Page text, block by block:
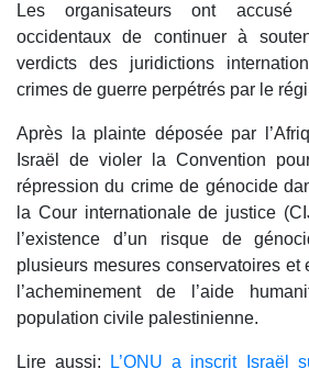
Les organisateurs ont accusé
occidentaux de continuer à
verdicts des juridictions
crimes de guerre perpétrés par le
Après la plainte déposée par
Israël de violer la Convention
répression du crime de génocide
la Cour internationale de justice
l’existence d’un risque de
plusieurs mesures conservatoires et
l’acheminement de l’aide
population civile palestinienne.
Lire aussi:
L’ONU a inscrit Israël